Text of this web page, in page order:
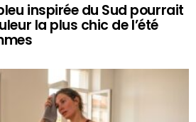
inspirée du Sud pourrait
la plus chic de l’été